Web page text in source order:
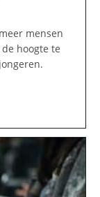
mensen
hoogte te